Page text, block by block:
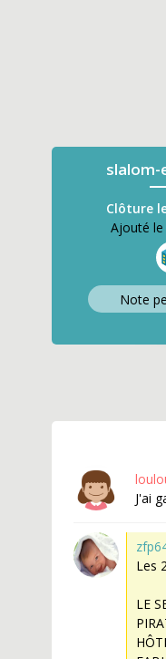
Clôture
Ajouté
Note
J'ai
Les
LE